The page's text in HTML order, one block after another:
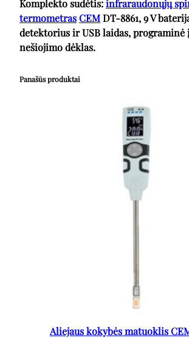
Komplekto sudėtis:infraraudonųjų
termometrasCEMDT-8861, 9 V
detektorius ir USB laidas, programinė
nešiojimo dėklas.
Panašūs produktai
Aliejaus kokybės matuoklis